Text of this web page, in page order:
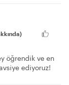
öğrendik ve en
ediyoruz!